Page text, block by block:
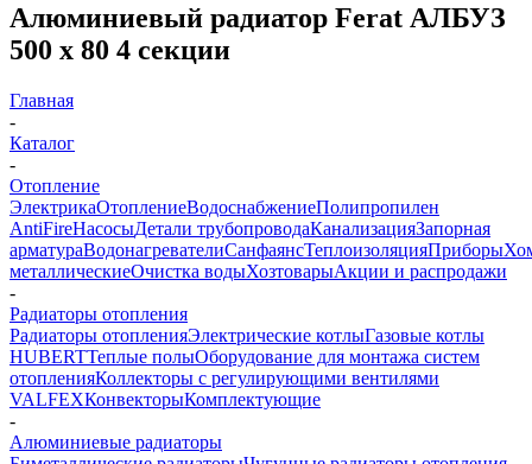
Алюминиевый радиатор Ferat АЛБУЗ
500 х 80 4 секции
Главная
-
Каталог
-
Отопление
ЭлектрикаОтоплениеВодоснабжениеПолипропилен
AntiFireНасосыДетали трубопроводаКанализацияЗапорная
арматураВодонагревателиСанфаянсТеплоизоляцияПриборы
металлическиеОчистка водыХозтоварыАкции и распродажи
-
Радиаторы отопления
Радиаторы отопленияЭлектрические котлыГазовые котлы
HUBERTТеплые полыОборудование для монтажа систем
отопленияКоллекторы с регулирующими вентилями
VALFEXКонвекторыКомплектующие
-
Алюминиевые радиаторы